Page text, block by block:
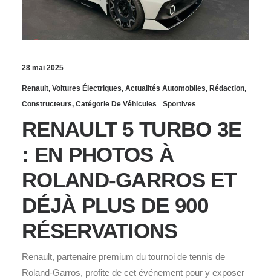
28 mai 2025
Renault, Voitures Électriques, Actualités Automobiles, Rédaction,
Constructeurs, Catégorie De Véhicules Sportives
RENAULT 5 TURBO 3E
: EN PHOTOS À
ROLAND-GARROS ET
DÉJÀ PLUS DE 900
RÉSERVATIONS
Renault, partenaire premium du tournoi de tennis de
Roland-Garros, profite de cet événement pour y exposer